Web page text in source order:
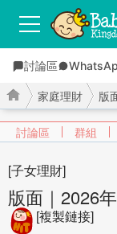
討論區
討論區 群組
›
家庭理財
›
版
[子女理財]
版面｜2026
[複製鏈接]